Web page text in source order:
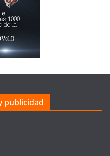
publicidad